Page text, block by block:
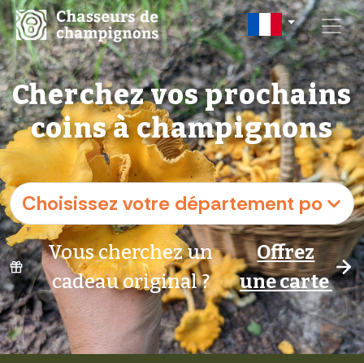
Cherchez vos prochains
coins à champignons
Vous cherchez un
cadeau original ?
Offrez
une carte